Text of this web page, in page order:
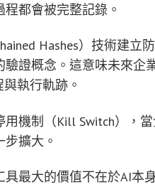
都會被完整記錄。
Hashes）技術建
證概念。這意味未來企
執行軌跡。
用機制（Kill Switch），
擴大。
最大的價值不在於AI本